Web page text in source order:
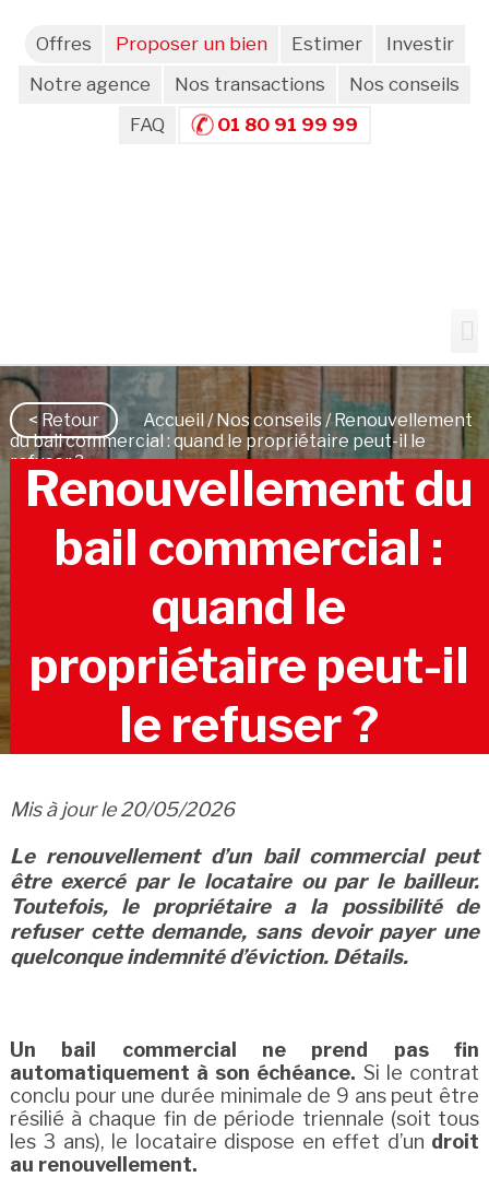
Offres Proposer un bien Estimer
Investir
Notre agence
Nos transactions
Nos conseils
FAQ
01 80 91 99 99
< Retour Accueil/Nos conseils/ Renouvellement
du bail commercial : quand le propriétaire peut-il le
refuser ?
Renouvellement du
bail commercial :
quand le
propriétaire peut-il
le refuser ?
Mis à jour le 20/05/2026
Le renouvellement d’un bail commercial peut
être exercé par le locataire ou par le bailleur.
Toutefois, le propriétaire a la possibilité de
refuser cette demande, sans devoir payer une
quelconque indemnité d’éviction. Détails.
Un bail commercial ne prend pas fin
automatiquement à son échéance. Si le contrat
conclu pour une durée minimale de 9 ans peut être
résilié à chaque fin de période triennale (soit tous
les 3 ans), le locataire dispose en effet d’un droit
au renouvellement.